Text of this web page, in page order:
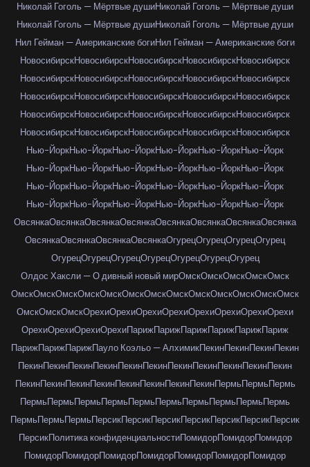
Николай Гоголь — Мёртвые душиНиколай Гоголь — Мёртвые души
Николай Гоголь — Мёртвые душиНиколай Гоголь — Мёртвые души
Нил Гейман — Американские богиНил Гейман — Американские боги
НовосибирскНовосибирскНовосибирскНовосибирскНовосибирск
НовосибирскНовосибирскНовосибирскНовосибирскНовосибирск
НовосибирскНовосибирскНовосибирскНовосибирскНовосибирск
НовосибирскНовосибирскНовосибирскНовосибирскНовосибирск
НовосибирскНовосибирскНовосибирскНовосибирскНовосибирск
Нью-ЙоркНью-ЙоркНью-ЙоркНью-ЙоркНью-ЙоркНью-Йорк
Нью-ЙоркНью-ЙоркНью-ЙоркНью-ЙоркНью-ЙоркНью-Йорк
Нью-ЙоркНью-ЙоркНью-ЙоркНью-ЙоркНью-ЙоркНью-Йорк
Нью-ЙоркНью-ЙоркНью-ЙоркНью-ЙоркНью-ЙоркНью-Йорк
ОвсянкаОвсянкаОвсянкаОвсянкаОвсянкаОвсянкаОвсянкаОвсянка
ОвсянкаОвсянкаОвсянкаОвсянкаОгурецОгурецОгурецОгурец
ОгурецОгурецОгурецОгурецОгурецОгурецОгурец
Олдос Хаксли — О дивный новый мирОмскОмскОмскОмскОмск
ОмскОмскОмскОмскОмскОмскОмскОмскОмскОмскОмскОмскОмск
ОмскОмскОмскОрехиОрехиОрехиОрехиОрехиОрехиОрехиОрехи
ОрехиОрехиОрехиОрехиПарижПарижПарижПарижПарижПариж
ПарижПарижПарижПауло Коэльо — АлхимикПекинПекинПекинПекин
ПекинПекинПекинПекинПекинПекинПекинПекинПекинПекинПекин
ПекинПекинПекинПекинПекинПекинПекинПекинПермьПермьПермь
ПермьПермьПермьПермьПермьПермьПермьПермьПермьПермь
ПермьПермьПермьПерсикПерсикПерсикПерсикПерсикПерсикПерсик
ПерсикПолитика конфиденциальностиПомидорПомидорПомидор
ПомидорПомидорПомидорПомидорПомидорПомидорПомидор